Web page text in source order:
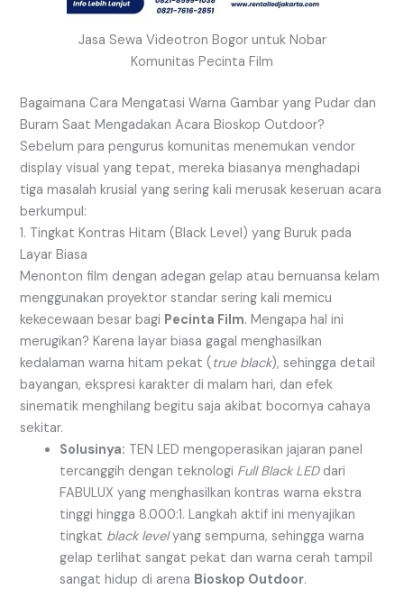
Jasa Sewa Videotron Bogor untuk Nobar
Komunitas Pecinta Film
Bagaimana Cara Mengatasi Warna Gambar yang Pudar dan
Buram Saat Mengadakan Acara Bioskop Outdoor?
Sebelum para pengurus komunitas menemukan vendor
display visual yang tepat, mereka biasanya menghadapi
tiga masalah krusial yang sering kali merusak keseruan acara
berkumpul:
1. Tingkat Kontras Hitam (Black Level) yang Buruk pada
Layar Biasa
Menonton film dengan adegan gelap atau bernuansa kelam
menggunakan proyektor standar sering kali memicu
kekecewaan besar bagi Pecinta Film. Mengapa hal ini
merugikan? Karena layar biasa gagal menghasilkan
kedalaman warna hitam pekat ( true black), sehingga detail
bayangan, ekspresi karakter di malam hari, dan efek
sinematik menghilang begitu saja akibat bocornya cahaya
sekitar.
Solusinya: TEN LED mengoperasikan jajaran panel
tercanggih dengan teknologi Full Black LEDdari
FABULUX yang menghasilkan kontras warna ekstra
tinggi hingga 8.000:1. Langkah aktif ini menyajikan
tingkat black levelyang sempurna, sehingga warna
gelap terlihat sangat pekat dan warna cerah tampil
sangat hidup di arena Bioskop Outdoor.